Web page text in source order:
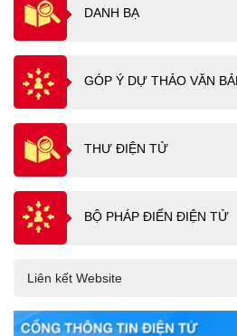
DANH BẠ
GÓP Ý DỰ THẢO VĂN
THƯ ĐIỆN TỬ
BỘ PHÁP ĐIỂN ĐIỆN TỬ